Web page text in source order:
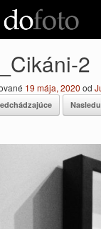
2
19 mája, 2020 od